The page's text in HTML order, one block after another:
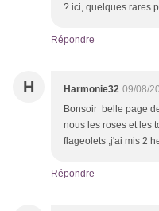
? ici, quelques rares
Répondre
H Harmonie32 09/08/
Bonsoir belle page
nous les roses et les
flageolets ,j'ai mis 2
Répondre